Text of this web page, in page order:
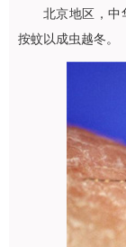
北京地区，中
按蚊以成虫越冬。